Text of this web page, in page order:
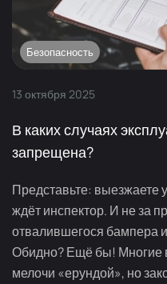
Безопасность
13 октября 2025
В каких случаях
запрещена?
Представьте: выезжаете
ждёт инспектор. И не за
отвалившегося бампера
Обидно? Ещё бы! Многие
мелочи «ерундой», но